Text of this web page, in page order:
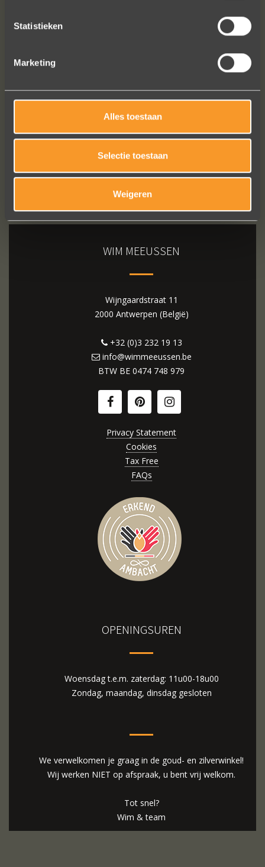
Statistieken
Marketing
Alles toestaan
Selectie toestaan
Weigeren
WIM MEEUSSEN
Wijngaardstraat 11
2000 Antwerpen (België)
+32 (0)3 232 19 13
info@wimmeeussen.be
BTW BE 0474 748 979
Privacy Statement
Cookies
Tax Free
FAQs
OPENINGSUREN
Woensdag t.e.m. zaterdag: 11u00-18u00
Zondag, maandag, dinsdag gesloten
We verwelkomen je graag in de goud- en zilverwinkel!
Wij werken NIET op afspraak, u bent vrij welkom.
Tot snel?
Wim & team